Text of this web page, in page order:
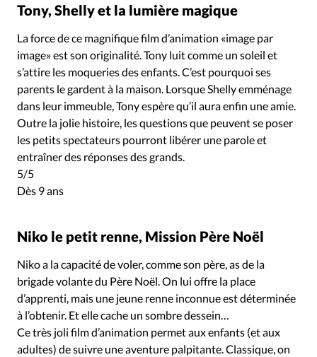
Tony, Shelly et la lumière magique
La force de ce magnifique film d’animation «image par
image» est son originalité. Tony luit comme un soleil et
s’attire les moqueries des enfants. C’est pourquoi ses
parents le gardent à la maison. Lorsque Shelly emménage
dans leur immeuble, Tony espère qu’il aura enfin une amie.
Outre la jolie histoire, les questions que peuvent se poser
les petits spectateurs pourront libérer une parole et
entraîner des réponses des grands.
5/5
Dès 9 ans
Niko le petit renne, Mission Père Noël
Niko a la capacité de voler, comme son père, as de la
brigade volante du Père Noël. On lui offre la place
d’apprenti, mais une jeune renne inconnue est déterminée
à l’obtenir. Et elle cache un sombre dessein…
Ce très joli film d’animation permet aux enfants (et aux
adultes) de suivre une aventure palpitante. Classique, on